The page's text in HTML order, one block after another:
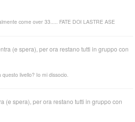
come over 33..... FATE DOI LASTRE ASE
(e spera), per ora restano tutti in gruppo con
livello? Io mi dissocio.
(e spera), per ora restano tutti in gruppo con